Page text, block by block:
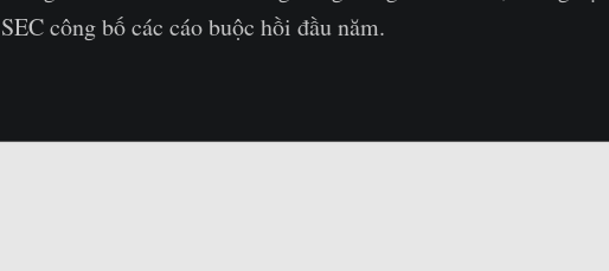
SEC công bố các cáo buộc hồi đầu năm.